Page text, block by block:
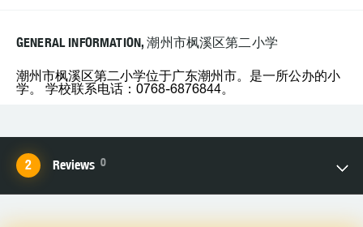
GENERAL INFORMATION, 潮州市枫溪区第二小学
潮州市枫溪区第二小学位于广东潮州市。是一所公办的小
学。 学校联系电话：0768-6876844。
Reviews 0